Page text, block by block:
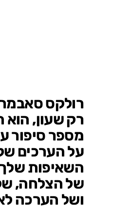
רולקס
רק שעון,
מספר סיפור
על הערכים
השאיפות
של הצלחה,
ושל הערכה